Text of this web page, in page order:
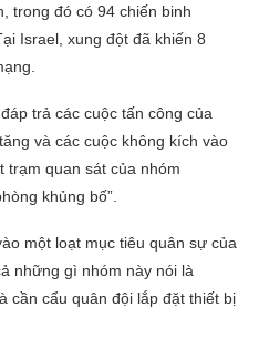
trong đó có 94 chiến binh
Israel, xung đột đã khiến 8
trả các cuộc tấn công của
và các cuộc không kích vào
trạm quan sát của nhóm
khủng bố”.
một loạt mục tiêu quân sự của
những gì nhóm này nói là
cần cẩu quân đội lắp đặt thiết bị